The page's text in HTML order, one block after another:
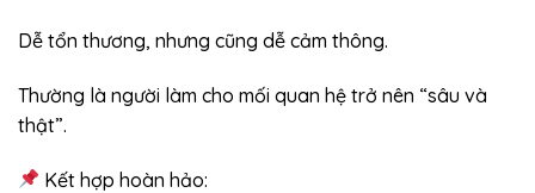
Dễ tổn thương, nhưng cũng dễ cảm thông.
Thường là người làm cho mối quan hệ trở nên “sâu và
thật”.
Kết hợp hoàn hảo: